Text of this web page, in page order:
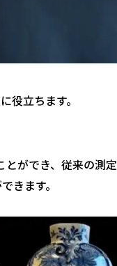
役立ちます。
ができ、従来の測定
きます。